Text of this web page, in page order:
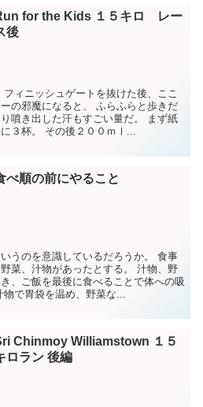
for the Kids １５キロ レー
後
ィニッシュゲートを抜けた後、ここ
の邪魔になると、 ふらふらと歩きだ
噴き出した汗もすごい量だ。 まず紙
３杯。 その後２００ｍｌ...
べ順の前にやること
うのを意識しているだろうか。 食事
菜、汁物があったとする。 汁物、野
、ご飯を最後に食べることで体への吸
で胃袋を温め、野菜な...
Chinmoy Williamstown １５
ロラン 後編